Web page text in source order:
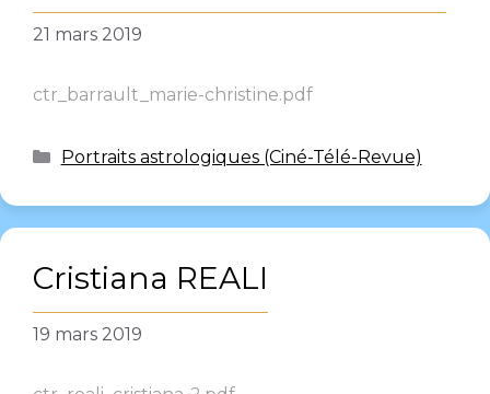
21 mars 2019
ctr_barrault_marie-christine.pdf
Portraits astrologiques (Ciné-Télé-Revue)
Cristiana REALI
19 mars 2019